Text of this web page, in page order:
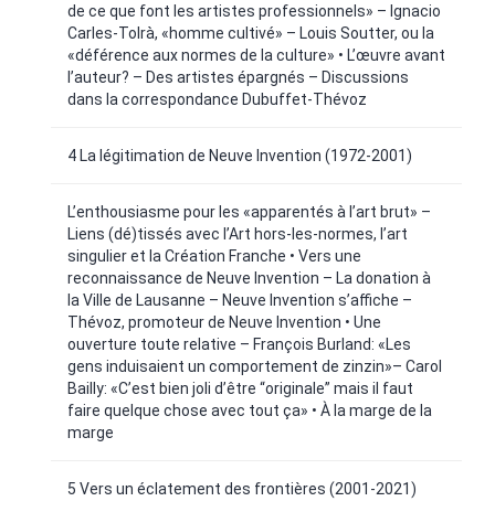
de ce que font les artistes professionnels» – Ignacio
Carles-Tolrà, «homme cultivé» – Louis Soutter, ou la
«déférence aux normes de la culture» • L’œuvre avant
l’auteur? – Des artistes épargnés – Discussions
dans la correspondance Dubuffet-Thévoz
4 La légitimation de Neuve Invention (1972-2001)
L’enthousiasme pour les «apparentés à l’art brut» –
Liens (dé)tissés avec l’Art hors-les-normes, l’art
singulier et la Création Franche • Vers une
reconnaissance de Neuve Invention – La donation à
la Ville de Lausanne – Neuve Invention s’affiche –
Thévoz, promoteur de Neuve Invention • Une
ouverture toute relative – François Burland: «Les
gens induisaient un comportement de zinzin»– Carol
Bailly: «C’est bien joli d’être “originale” mais il faut
faire quelque chose avec tout ça» • À la marge de la
marge
5 Vers un éclatement des frontières (2001-2021)